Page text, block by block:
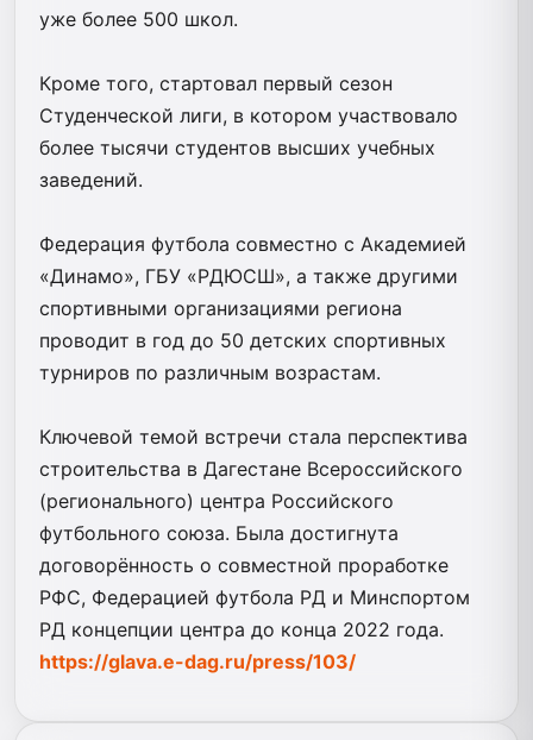
уже более 500 школ.
Кроме того, стартовал первый сезон
Студенческой лиги, в котором участвовало
более тысячи студентов высших учебных
заведений.
Федерация футбола совместно с Академией
«Динамо», ГБУ «РДЮСШ», а также другими
спортивными организациями региона
проводит в год до 50 детских спортивных
турниров по различным возрастам.
Ключевой темой встречи стала перспектива
строительства в Дагестане Всероссийского
(регионального) центра Российского
футбольного союза. Была достигнута
договорённость о совместной проработке
РФС, Федерацией футбола РД и Минспортом
РД концепции центра до конца 2022 года.
https://glava.e-dag.ru/press/103/